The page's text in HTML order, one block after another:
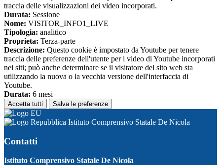
traccia delle visualizzazioni dei video incorporati.
Durata: Sessione
Nome: VISITOR_INFO1_LIVE
Tipologia: analitico
Proprieta: Terza-parte
Descrizione: Questo cookie è impostato da Youtube per tenere
traccia delle preferenze dell'utente per i video di Youtube incorporati
nei siti; può anche determinare se il visitatore del sito web sta
utilizzando la nuova o la vecchia versione dell'interfaccia di
Youtube.
Durata: 6 mesi
Accetta tutti Salva le preferenze
Istituto Comprensivo Statale De Nicola
Contatti
Istituto Comprensivo Statale De Nicola